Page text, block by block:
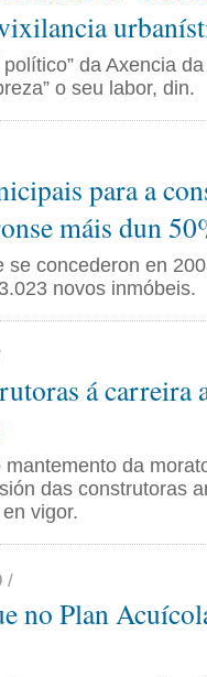
da Axencia
o seu labor, din.
para a
máis dun
se concederon en
novos inmóbeis.
á carreira
da
das construtoras
vigor.
/
no Plan